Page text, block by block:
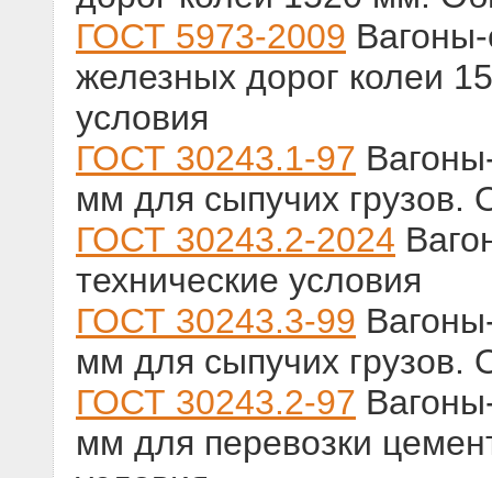
ГОСТ 5973-2009
железных дорог колеи
условия
ГОСТ 30243.1-97
мм для сыпучих грузов.
ГОСТ 30243.2-2024
технические условия
ГОСТ 30243.3-99
мм для сыпучих грузов.
ГОСТ 30243.2-97
мм для перевозки